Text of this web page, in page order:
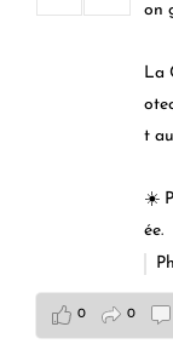
on
La
t
☀️
ée.
0 0